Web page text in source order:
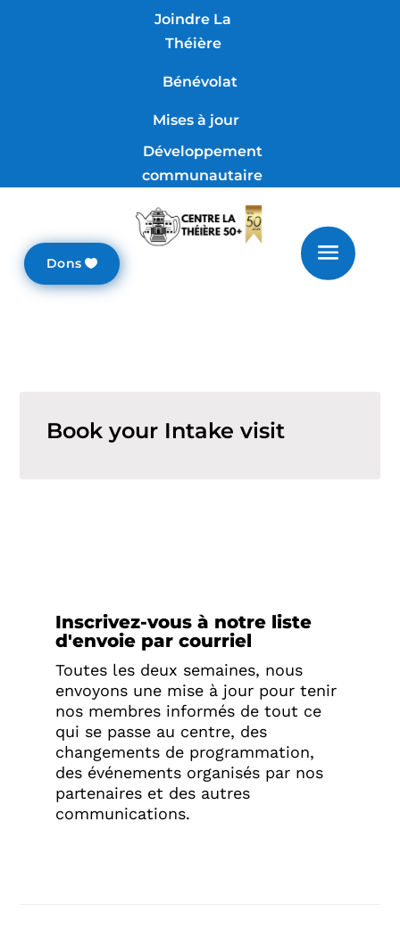
Joindre La
Théière
Bénévolat
Mises à jour
Développement
communautaire
Dons
Book your Intake visit
Inscrivez-vous à notre liste
d'envoie par courriel
Toutes les deux semaines, nous
envoyons une mise à jour pour tenir
nos membres informés de tout ce
qui se passe au centre, des
changements de programmation,
des événements organisés par nos
partenaires et des autres
communications.